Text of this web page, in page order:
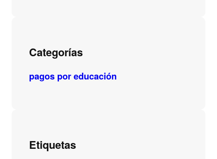
Categorías
pagos por educación
Etiquetas